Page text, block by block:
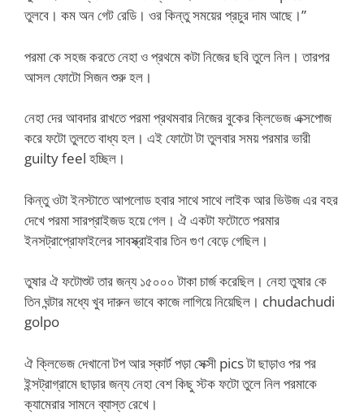
তুলবে। কম অন গেট রেডি। ওর কিন্তু সময়ের প্রচুর দাম আছে।”
পরমা কে সহজ করতে নেহা ও প্রথমে কটা নিজের ছবি তুলে নিল। তারপর
আসল ফোটো সিজন শুরু হল।
নেহা দের আবদার রাখতে পরমা প্রথমবার নিজের বুকের ক্লিভেজ এক্সপোজ
করে ফটো তুলতে বাধ্য হল। এই ফোটো টা তুলবার সময় পরমার ভারী
guilty feel হচ্ছিল।
কিন্তু ওটা ইনস্টাতে আপলোড হবার সাথে সাথে লাইক আর ভিউজ এর বহর
দেখে পরমা সারপ্রাইজড হয়ে গেল। ঐ একটা ফটোতে পরমার
ইনসট্রাপ্রোফাইলের সাবস্ক্রাইবার তিন গুণ বেড়ে গেছিল।
তুষার ঐ ফটোশুট তার জন্য ১৫০০০ টাকা চার্জ করেছিল। নেহা তুষার কে
তিন ঘন্টার মধ্যে খুব দারুন ভাবে কাজে লাগিয়ে নিয়েছিল। chudachudi
golpo
ঐ ক্লিভেজ দেখানো টপ আর স্কার্ট পড়া সেক্সী pics টা ছাড়াও পর পর
ইন্সট্রাগ্রামে ছাড়ার জন্য নেহা বেশ কিছু স্টক ফটো তুলে নিল পরমাকে
ক্যামেরার সামনে ব্যাস্ত রেখে।